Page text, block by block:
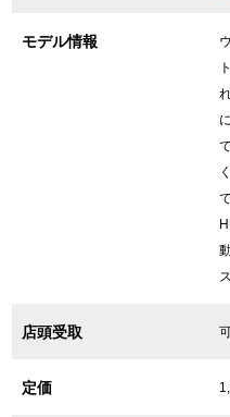
For
モデル情報
店頭受取
定価